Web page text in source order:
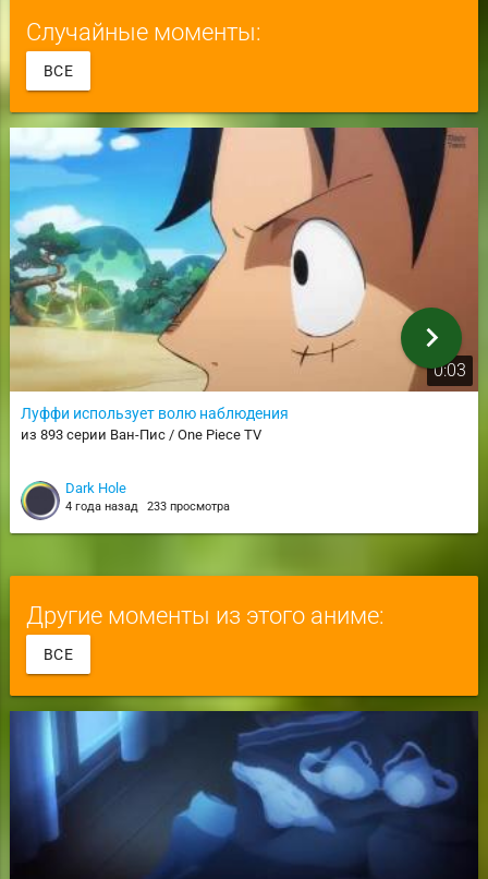
Случайные моменты:
ВСЕ
0:03
Луффи использует волю наблюдения
из 893 серии Ван-Пис / One Piece TV
Dark Hole
4 года назад 233 просмотра
chevron_right
Другие моменты из этого аниме:
ВСЕ